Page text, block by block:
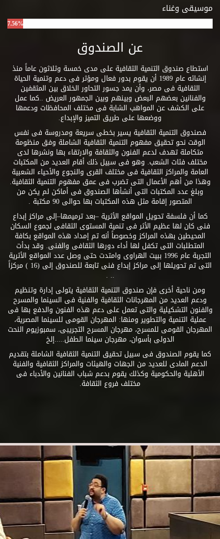
موسيقى وغناء
7.56%
عن الصندوق
استطاع صندوق التنمية الثقافية على مدى خمسة وثلاثون عاماً منذ
إنشائه عام 1989 أن يقوم بدور فعال ومؤثر فى دعم وتنمية الحياة
الثقافية فى مصر، وأن يمد جسور التحاور الخلاق بين المثقفين
والفنانين بعضهم البعض وبينهم وبين الجمهور العريض ..كما عمل
على الكشف عن المواهب الشابة فى مختلف المحافظات ودعمها
ووضعها على طريق التميز والإبداع.
فصندوق التنمية الثقافية يسير بخطى سريعة ومدروسة فى نفس
الوقت نحو تحقيق مفهوم التنمية الثقافية الشاملة وفق منظومة
متكاملة تهدف لدعم الفنون والثقافة والارتقاء بها ونشرها لدى
مختلف فئات الشعب. وهو فى سبيل ذلك أقام العديد من المكتبات
العامة والمراكز الثقافية فى مختلف القرى والنجوع والأحياء الشعبية
وهذا من أهم الأعمال التى تضرب فى عمق مفهوم التنمية الثقافية.
وبلغ عدد المكتبات التى أنشأها الصندوق فى أماكن لم يكن من
المتصور إقامة مثل هذه المكتبات بها حوالى 90 مكتبة .
كما أن فلسفة تحويل المواقع الأثرية –بعد ترميمها–إلى مراكز إبداع
فنى كان لها عظيم الأثر فى تنمية المستوى الثقافى لجموع السكان
المحيطين بهذه المراكز وخصوصاً أنه تم إمداد هذه المواقع بكافة
المتطلبات التى تكفل لها أداء دورها الثقافى والفنى. وقد بدأت
التجربة عام 1996 ببيت الهراوى وامتدت حتى وصل عدد المواقع الأثرية
التى تم تحويلها إلى مراكز إبداع فنى تابعة للصندوق إلى (16 ) مركزاً
.. .
ومن ناحية أخرى فإن صندوق التنمية الثقافية يتولى إدارة وتنظيم
ودعم العديد من المهرجانات الثقافية والفنية فى السينما والمسرح
والفنون التشكيلية والتى تعمل على دعم هذه الفنون والدفع بها فى
عملية التنمية والتطوير ومنها: المهرجان القومى للسينما المصرية،
المهرجان القومى للمسرح، مهرجان المسرح التجريبى، سمبوزيوم النحت
الدولى بأسوان، مهرجان سينما الطفل.....إلخ
كما يقوم الصندوق فى سبيل تحقيق التنمية الثقافية الشاملة بتقديم
الدعم المادى للعديد من الجهات والهيئات والمراكز الثقافية والفنية
الأهلية والحكومية وكذلك يقوم بدعم شباب الفنانين والأدباء فى
مختلف فروع الثقافة.